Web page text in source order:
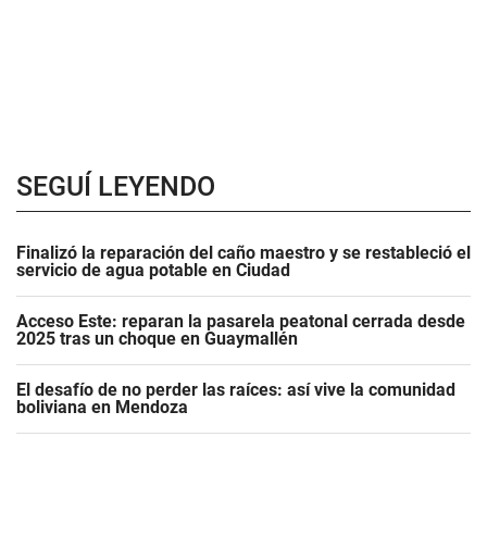
SEGUÍ LEYENDO
Finalizó la reparación del caño maestro y se restableció el
servicio de agua potable en Ciudad
Acceso Este: reparan la pasarela peatonal cerrada desde
2025 tras un choque en Guaymallén
El desafío de no perder las raíces: así vive la comunidad
boliviana en Mendoza